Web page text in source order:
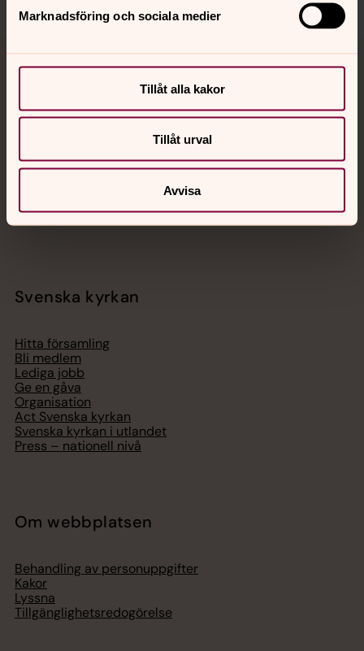
Marknadsföring och sociala medier
Tillåt alla kakor
Tillåt urval
Avvisa
Jourhavande präst
Akut samtals- och krisstöd. Prata eller chatta anonymt
med en präst på kvällar och nätter.
Telefon 112
Svenska kyrkan
Hitta församling
Bli medlem
Lediga jobb
Ge en gåva
Organisation
Act Svenska kyrkan
Svenska kyrkan i utlandet
Press – nationell nivå
Om webbplatsen
Behandling av personuppgifter
Kakor
Lyssna
Tillgänglighetsredogörelse